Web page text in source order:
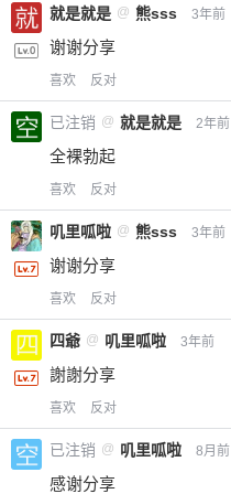
就是就是 @ 熊sss 3年前
谢谢分享
喜欢 反对
已注销 @ 就是就是 2年前
全裸勃起
喜欢 反对
叽里呱啦 @ 熊sss 3年前
谢谢分享
喜欢 反对
四爺 @ 叽里呱啦 3年前
謝謝分享
喜欢 反对
已注销 @ 叽里呱啦 8月前
感谢分享